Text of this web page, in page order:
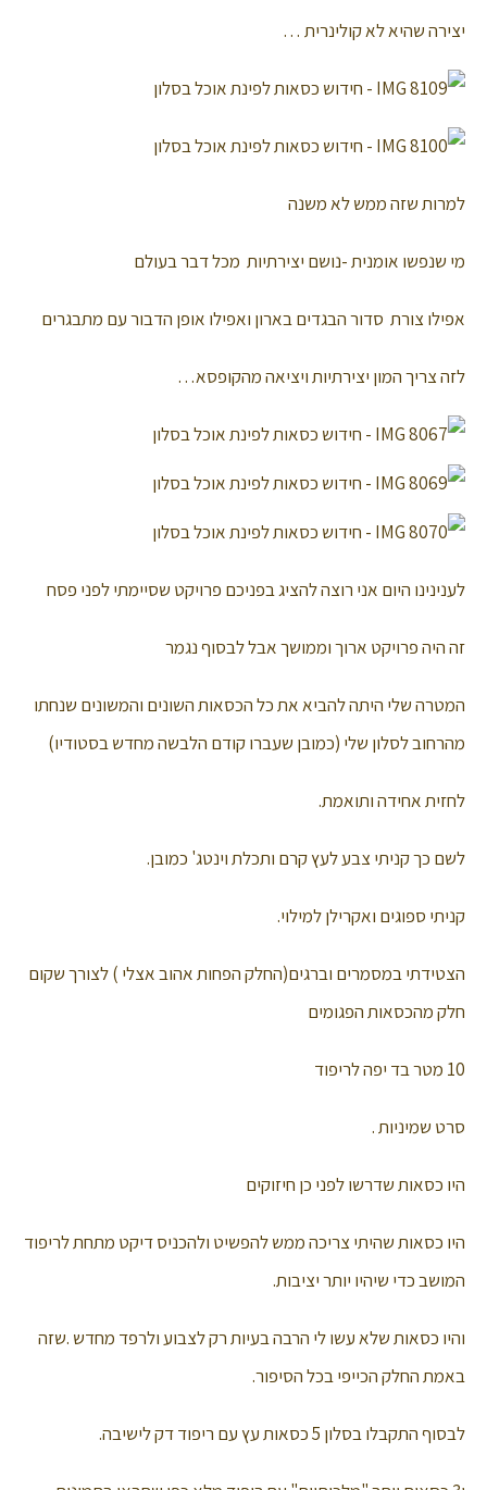
יצירה שהיא לא קולינרית …
למרות שזה ממש לא משנה
מי שנפשו אומנית -נושם יצירתיות מכל דבר בעולם
אפילו צורת סדור הבגדים בארון ואפילו אופן הדבור עם מתבגרים
לזה צריך המון יצירתיות ויציאה מהקופסא…
לענינינו היום אני רוצה להציג בפניכם פרויקט שסיימתי לפני פסח
זה היה פרויקט ארוך וממושך אבל לבסוף נגמר
המטרה שלי היתה להביא את כל הכסאות השונים והמשונים שנחתו
מהרחוב לסלון שלי (כמובן שעברו קודם הלבשה מחדש בסטודיו)
לחזית אחידה ותואמת.
לשם כך קניתי צבע לעץ קרם ותכלת וינטג' כמובן.
קניתי ספוגים ואקרילן למילוי.
הצטידתי במסמרים וברגים(החלק הפחות אהוב אצלי ) לצורך שקום
חלק מהכסאות הפגומים
10 מטר בד יפה לריפוד
סרט שמיניות .
היו כסאות שדרשו לפני כן חיזוקים
היו כסאות שהיתי צריכה ממש להפשיט ולהכניס דיקט מתחת לריפוד
המושב כדי שיהיו יותר יציבות.
והיו כסאות שלא עשו לי הרבה בעיות רק לצבוע ולרפד מחדש .שזה
באמת החלק הכייפי בכל הסיפור.
לבסוף התקבלו בסלון 5 כסאות עץ עם ריפוד דק לישיבה.